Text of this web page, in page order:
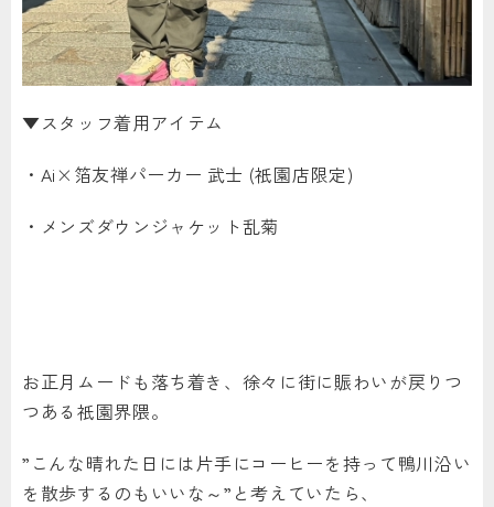
▼スタッフ着用アイテム
・Ai×箔友禅パーカー 武士 (祇園店限定)
・メンズダウンジャケット乱菊
お正月ムードも落ち着き、徐々に街に賑わいが戻りつ
つある祇園界隈。
”こんな晴れた日には片手にコーヒーを持って鴨川沿い
を散歩するのもいいな～”と考えていたら、